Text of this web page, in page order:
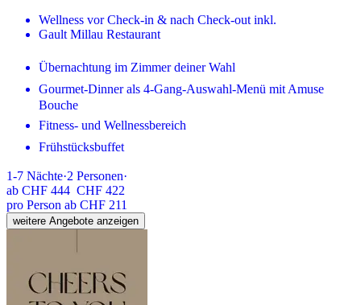
Wellness vor Check-in & nach Check-out inkl.
Gault Millau Restaurant
Übernachtung im Zimmer deiner Wahl
Gourmet-Dinner als 4-Gang-Auswahl-Menü mit Amuse
Bouche
Fitness- und Wellnessbereich
Frühstücksbuffet
1-7 Nächte·2 Personen·
ab CHF 444 CHF 422
pro Person ab CHF 211
weitere Angebote anzeigen